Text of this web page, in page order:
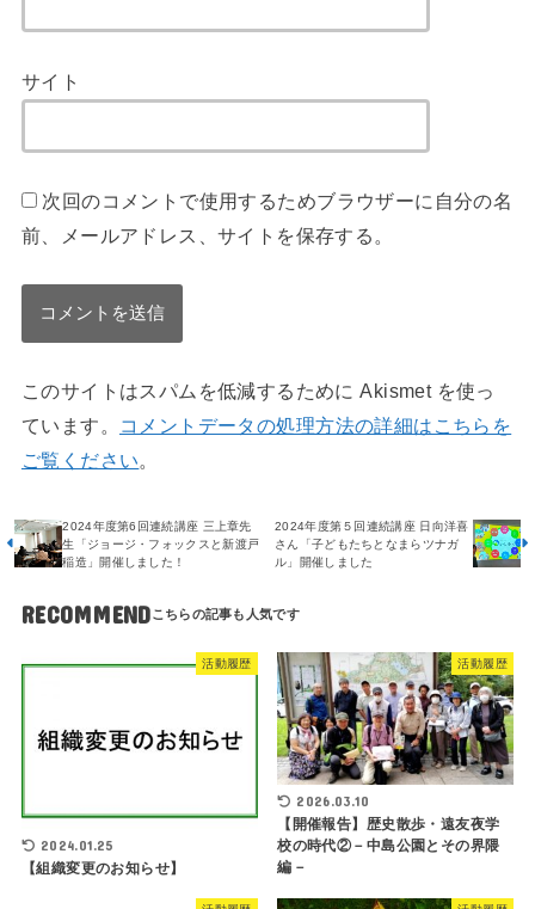
サイト
次回のコメントで使用するためブラウザーに自分の名
前、メールアドレス、サイトを保存する。
このサイトはスパムを低減するために Akismet を使っ
ています。
コメントデータの処理方法の詳細はこちらを
ご覧ください。
2024年度第6回連続講座 三上章先
生「ジョージ・フォックスと新渡戸
稲造」開催しました！
2024年度第５回連続講座 日向洋喜
さん「子どもたちとなまらツナガ
ル」開催しました
RECOMMEND
活動履歴
2024.01.25
【組織変更のお知らせ】
活動履歴
2026.03.10
【開催報告】歴史散歩・遠友夜学
校の時代②－中島公園とその界隈
編－